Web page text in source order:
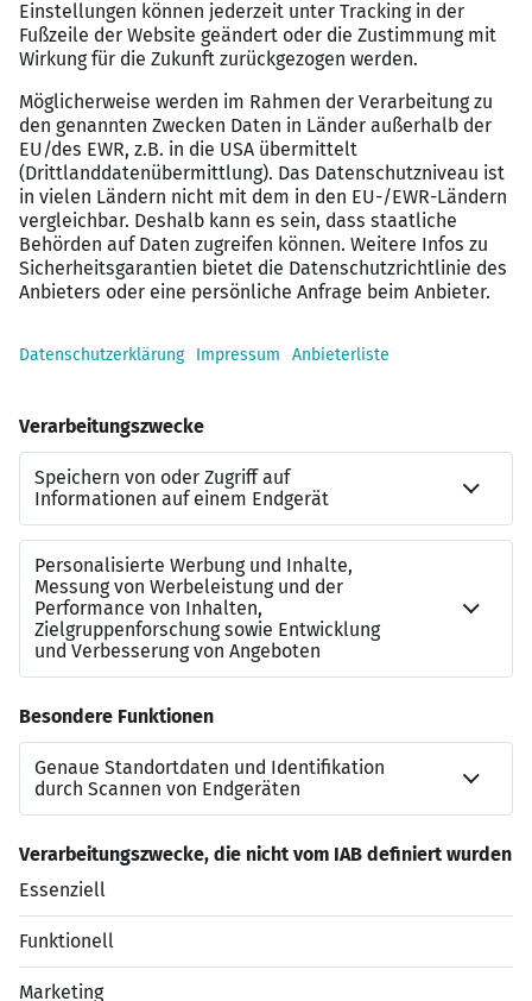
allgemeinbildende und berufsbezogene Fächer (z. B.
Pflanzenkunde, Fachrechnen)
Überbetriebliche Ausbildung:
Zwei einwöchige Technik-Lehrgänge in Bayreuth
Betriebliche Ausbildung:
im Gartenamt der Stadt Würzburg
Die Stadt Würzburg bietet nach der Ausbildung unter
anderem:
je nach Bedarf und persönlicher Eignung einen
interessanten, vielseitigen und verantwortungsvollen
Arbeitsplatz
Menschen geeignet. Sie werden bei ansonsten im
Wesentlichen gleicher Eignung bevorzugt eingestellt. Die
Gleichstellung ist für uns selbstverständlich.